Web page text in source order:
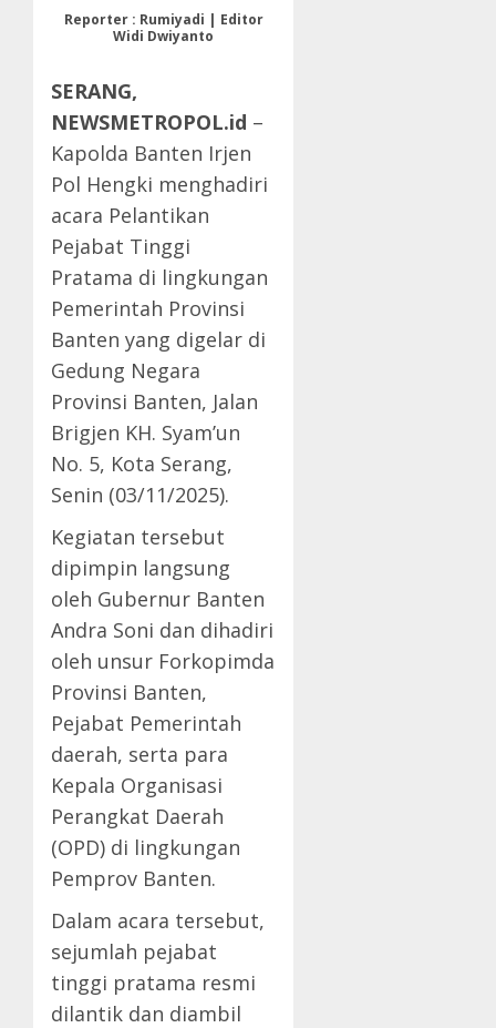
Reporter : Rumiyadi | Editor
Widi Dwiyanto
SERANG,
NEWSMETROPOL.id –
Kapolda Banten Irjen
Pol Hengki menghadiri
acara Pelantikan
Pejabat Tinggi
Pratama di lingkungan
Pemerintah Provinsi
Banten yang digelar di
Gedung Negara
Provinsi Banten, Jalan
Brigjen KH. Syam’un
No. 5, Kota Serang,
Senin (03/11/2025).
Kegiatan tersebut
dipimpin langsung
oleh Gubernur Banten
Andra Soni dan dihadiri
oleh unsur Forkopimda
Provinsi Banten,
Pejabat Pemerintah
daerah, serta para
Kepala Organisasi
Perangkat Daerah
(OPD) di lingkungan
Pemprov Banten.
Dalam acara tersebut,
sejumlah pejabat
tinggi pratama resmi
dilantik dan diambil